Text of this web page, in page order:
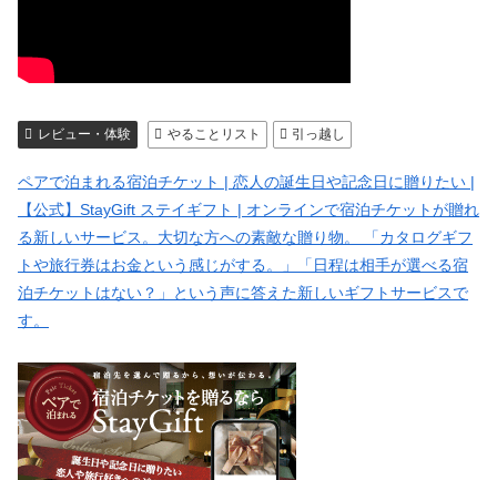
レビュー・体験 やることリスト 引っ越し
ペアで泊まれる宿泊チケット | 恋人の誕生日や記念日に贈りたい |
【公式】StayGift ステイギフト | オンラインで宿泊チケットが贈れ
る新しいサービス。大切な方への素敵な贈り物。 「カタログギフ
トや旅行券はお金という感じがする。」「日程は相手が選べる宿
泊チケットはない？」という声に答えた新しいギフトサービスで
す。